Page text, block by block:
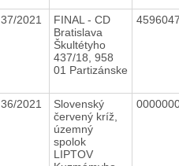
37/2021
FINAL - CD
Bratislava
Škultétyho
437/18, 958
01 Partizánske
36/2021
Slovenský
červený kríž,
územný
spolok
LIPTOV